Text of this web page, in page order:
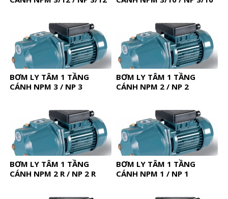
BƠM LY TÂM 1 TẦNG
CÁNH NPM 3 / NP 3
BƠM LY TÂM 1 TẦNG
CÁNH NPM 2 / NP 2
BƠM LY TÂM 1 TẦNG
CÁNH NPM 2 R / NP 2 R
BƠM LY TÂM 1 TẦNG
CÁNH NPM 1 / NP 1